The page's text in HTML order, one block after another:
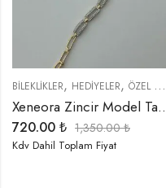
,İNDIRIMLI ÜRÜNLER,ÖZEL
BİLEKLİKLER, HEDIYELER, ÖZEL SERİLER
Xeneora Zincir
720.00 ₺ 1,350.00₺
Kdv Dahil Toplam Fiyat